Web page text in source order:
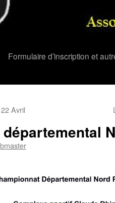
Formulaire d’inscription et
Avril